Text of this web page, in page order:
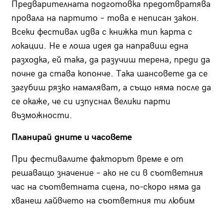
Предварителната подготовка предотвратява
провала на партито – това е неписан закон.
Всеки фестивал идва с книжка тип карта с
локации. Не е лоша идея да направиш една
разходка, ей така, да разучиш терена, преди да
почне да става копонче. Така шансовете да се
загубиш рязко намаляват, а също няма после да
се окаже, че си изпуснал велики парти
възможности.
Планирай дните и часовете
При фестивалите факторът време е от
решаващо значение – ако не си в съответния
час на съответната сцена, по-скоро няма да
хванеш лайвчето на съответния ти любим